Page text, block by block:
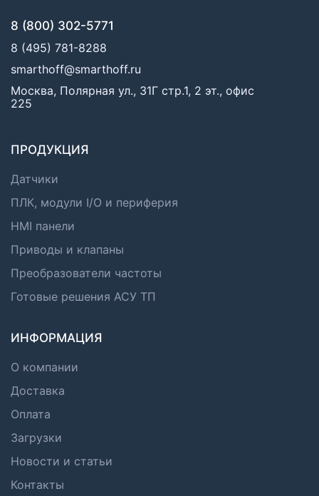
8 (800) 302-5771
8 (495) 781-8288
smarthoff@smarthoff.ru
Москва, Полярная ул., 31Г стр.1, 2 эт., офис
225
ПРОДУКЦИЯ
Датчики
ПЛК, модули I/O и периферия
HMI панели
Приводы и клапаны
Преобразователи частоты
Готовые решения АСУ ТП
ИНФОРМАЦИЯ
О компании
Доставка
Оплата
Загрузки
Новости и статьи
Контакты